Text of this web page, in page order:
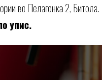
во Пелагонка 2, Битола.
упис.